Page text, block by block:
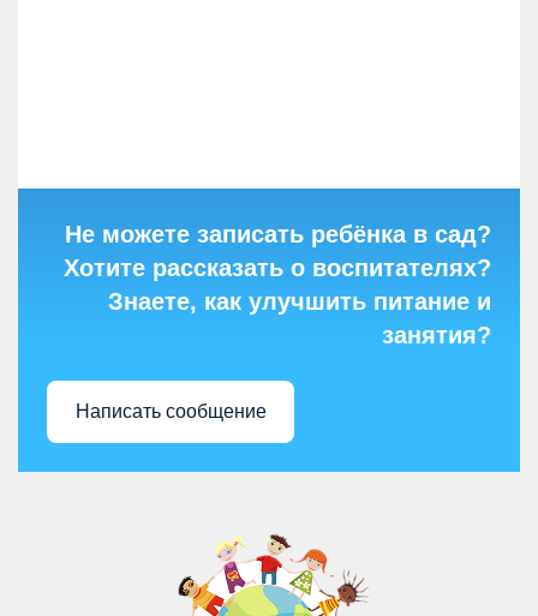
Не можете записать ребёнка в сад?
Хотите рассказать о воспитателях?
Знаете, как улучшить питание и
занятия?
Написать сообщение